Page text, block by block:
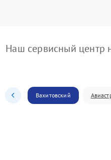
Наш сервисный центр
Вахитовский